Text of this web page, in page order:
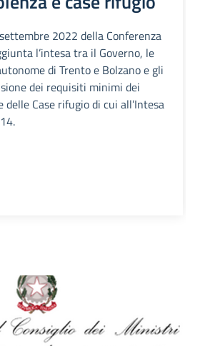
2022 della Conferenza
l’intesa tra il Governo, le
di Trento e Bolzano e gli
dei requisiti minimi dei
Case rifugio di cui all’Intesa